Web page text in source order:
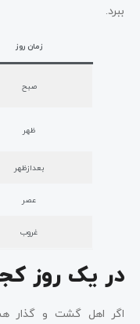
ببرد.
زمان روز
صبح
ظهر
بعدازظهر
عصر
غروب
در یک روز
اگر اهل گشت و گذار